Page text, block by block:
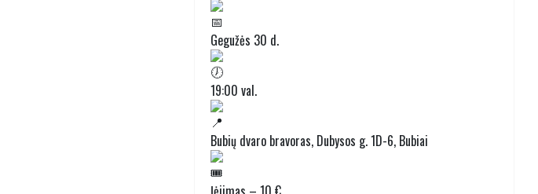
Gegužės 30 d.
19:00 val.
Bubių dvaro bravoras, Dubysos g. 1D-6, Bubiai